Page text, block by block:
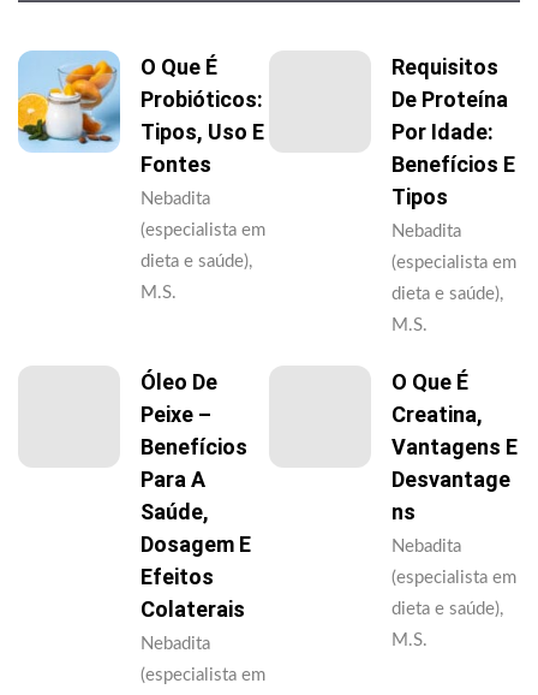
O Que É
Probióticos:
Tipos, Uso E
Fontes
Nebadita
(especialista em
dieta e saúde),
M.S.
Requisitos
De Proteína
Por Idade:
Benefícios E
Tipos
Nebadita
(especialista em
dieta e saúde),
M.S.
Óleo De
Peixe –
Benefícios
Para A
Saúde,
Dosagem E
Efeitos
Colaterais
Nebadita
(especialista em
O Que É
Creatina,
Vantagens E
Desvantage
Ns
Nebadita
(especialista em
dieta e saúde),
M.S.